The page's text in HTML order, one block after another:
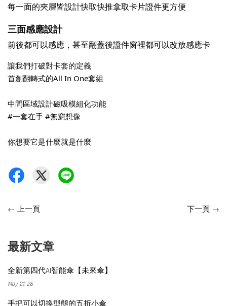
每一面的夾層皆設計快取快推拿取卡片證件更方便
三面感應設計
前後都可以感應，甚至翻蓋後證件窗裡都可以改放感應卡
讓我們打破對卡套的定義
首創翻轉式的All In One套組
中間區域設計磁吸模組化功能
#一套在手 #無窮想像
你想要它是什麼就是什麼
← 上一頁 下一頁 →
最新文章
全新第四代AI智能傘【未來傘】
May 21, 26
手把可以切換型態的五折小傘